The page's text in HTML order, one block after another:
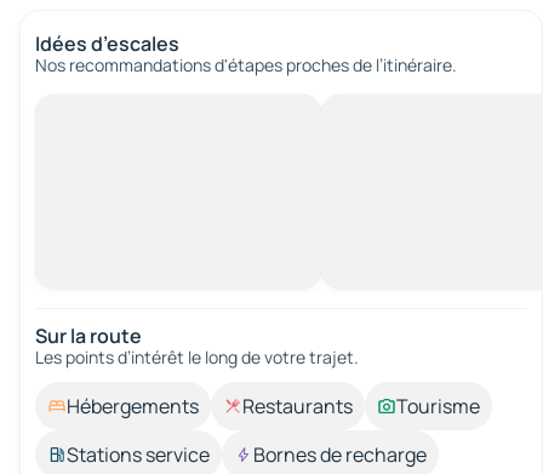
Idées d’escales
Nos recommandations d'étapes proches de l’itinéraire.
Sur la route
Les points d’intérêt le long de votre trajet.
Hébergements Restaurants
Tourisme
Stations service
Bornes de recharge